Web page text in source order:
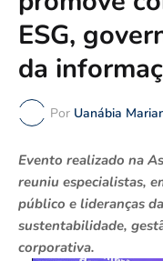
ESG,
da
Por Uanábia
Evento realizado na
reuniu especialistas,
público e lideranças
sustentabilidade,
corporativa.